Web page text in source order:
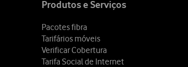
Produtos e Serviços
Pacotes fibra
Tarifários móveis
Verificar Cobertura
Tarifa Social de Internet